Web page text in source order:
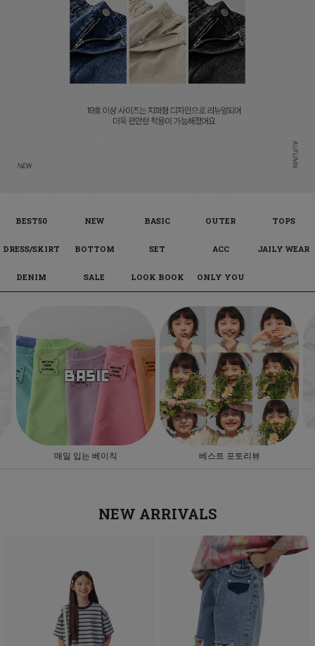
BEST50 NEW BASIC OUTER TOPS
DRESS/SKIRT BOTTOM SET ACC JAILY WEAR
DENIM SALE LOOK BOOK ONLY YOU
베스트 포토리뷰 앱설치혜택
NEW ARRIVALS